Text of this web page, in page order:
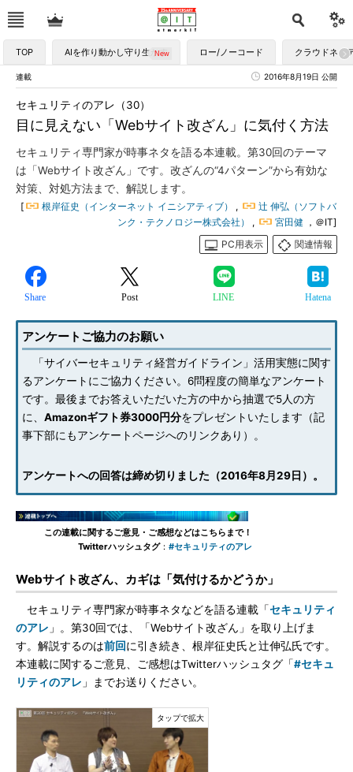
TOP AIを作り動かし守り生かす ロー/ノーコード クラウドネイ
連載 2016年8月19日 公開
目に見えない「Webサイト改ざん」に気付く方法
セキュリティのアレ（30）
セキュリティ専門家が時事ネタを語る本連載。第30回のテーマ
は「Webサイト改ざん」です。改ざんの“4パターン”から有効な
対策、対処方法まで、解説します。
[ 根岸征史（インターネット イニシアティブ） ,
辻 伸弘（ソフトバ
ンク・テクノロジー株式会社）
, 宮田健 ，＠IT]
PC用表示
関連情報
Share Post LINE Hatena
アンケートご協力のお願い
「サイバーセキュリティ経営ガイドライン」活用実態に関す
るアンケートにご協力ください。6問程度の簡単なアンケート
です。最後までお答えいただいた方の中から抽選で5人の方
に、 Amazonギフト券3000円分をプレゼントいたします（記
事下部にもアンケートページへのリンクあり）。
アンケートへの回答は締め切りました（2016年8月29日）。
この連載に関するご意見・ご感想などはこちらまで！
Twitterハッシュタグ： #セキュリティのアレ
Webサイト改ざん、カギは「気付けるかどうか」
セキュリティ専門家が時事ネタなどを語る連載「セキュリティ
のアレ 」。第30回では、「Webサイト改ざん」を取り上げま
す。解説するのは前回に引き続き、根岸征史氏と辻伸弘氏です。
本連載に関するご意見、ご感想はTwitterハッシュタグ「#セキュ
リティのアレ 」までお送りください。